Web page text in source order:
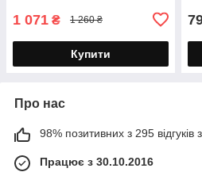
1 071 ₴ 1 260 ₴
Купити
Про нас
98% позитивних з 295 відгуків
Працює з 30.10.2016